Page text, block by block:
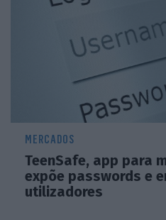
MERCADOS
TeenSafe, app para
expõe passwords e
utilizadores